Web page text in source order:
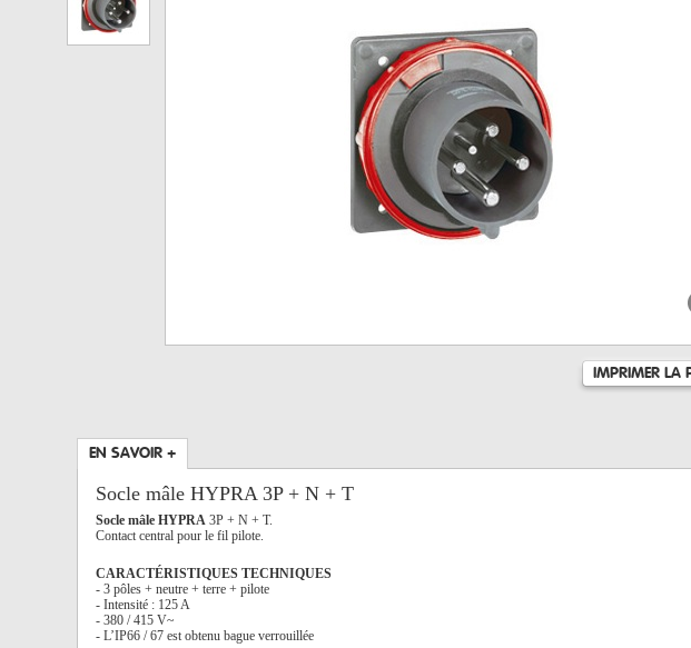
IMPRIMER LA
EN SAVOIR +
Socle mâle HYPRA 3P + N + T
Socle mâle HYPRA 3P + N + T.
Contact central pour le fil pilote.
CARACTÉRISTIQUES TECHNIQUES
- 3 pôles + neutre + terre + pilote
- Intensité : 125 A
- 380 / 415 V~
- L’IP66 / 67 est obtenu bague verrouillée